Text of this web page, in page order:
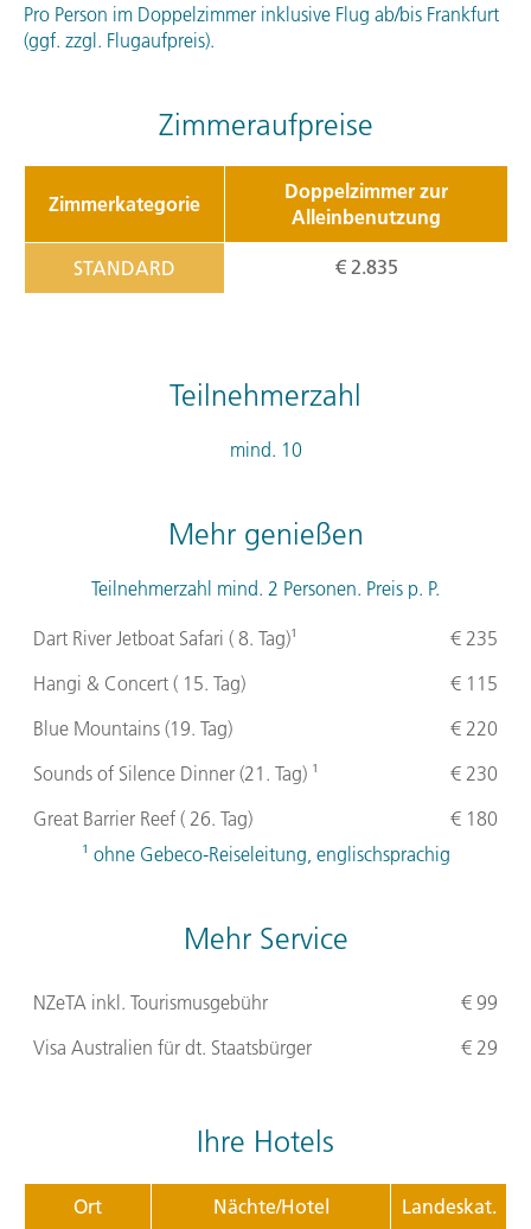
Pro Person im Doppelzimmer inklusive Flug ab/bis Frankfurt
(ggf. zzgl. Flugaufpreis).
Zimmeraufpreise
Zimmerkategorie
Doppelzimmer zur
Alleinbenutzung
STANDARD € 2.835
Teilnehmerzahl
mind. 10
Mehr genießen
Teilnehmerzahl mind. 2 Personen. Preis p. P.
Dart River Jetboat Safari ( 8. Tag)¹
€ 235
Hangi & Concert ( 15. Tag)
€ 115
Blue Mountains (19. Tag)
€ 220
Sounds of Silence Dinner (21. Tag) ¹
€ 230
Great Barrier Reef ( 26. Tag)
€ 180
¹ ohne Gebeco-Reiseleitung, englischsprachig
Mehr Service
NZeTA inkl. Tourismusgebühr
€ 99
Visa Australien für dt. Staatsbürger
€ 29
Ihre Hotels
Ort Nächte/Hotel
Landeskat.